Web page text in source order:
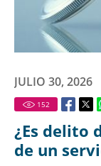
JULIO 30, 2026
152
¿Es delito
de un